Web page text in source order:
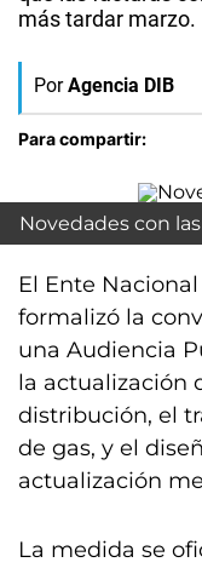
más tardar marzo.
Por Agencia DIB
Para compartir:
Novedades con
El Ente
formalizó la
una Audiencia
la actualización
distribución, el
de gas, y el
actualización
La medida se